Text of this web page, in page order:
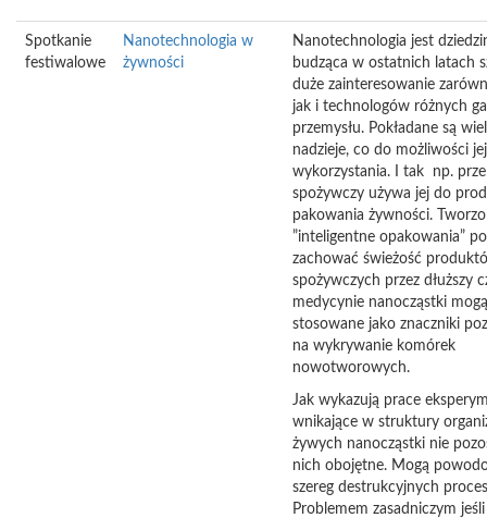
Spotkanie
festiwalowe
Nanotechnologia w
żywności
Nanotechnologia jest
budząca w ostatnich latach
duże zainteresowanie
jak i technologów różnych
przemysłu. Pokładane są
nadzieje, co do możliwości jej
wykorzystania. I tak np.
spożywczy używa jej do
pakowania żywności.
”inteligentne opakowania”
zachować świeżość
spożywczych przez dłuższy
medycynie nanocząstki
stosowane jako znaczniki
na wykrywanie komórek
nowotworowych.
Jak wykazują prace
wnikające w struktury
żywych nanocząstki nie
nich obojętne. Mogą
szereg destrukcyjnych
Problemem zasadniczym